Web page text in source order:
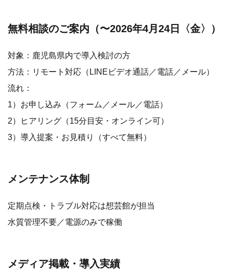
無料相談のご案内（〜2026年4月24日〈金〉）
対象：鹿児島県内で導入検討の方
方法：リモート対応（LINEビデオ通話／電話／メール）
流れ：
1）お申し込み（フォーム／メール／電話）
2）ヒアリング（15分目安・オンライン可）
3）導入提案・お見積り（すべて無料）
メンテナンス体制
定期点検・トラブル対応は想芸館が担当
水質管理不要／電源のみで稼働
メディア掲載・導入実績